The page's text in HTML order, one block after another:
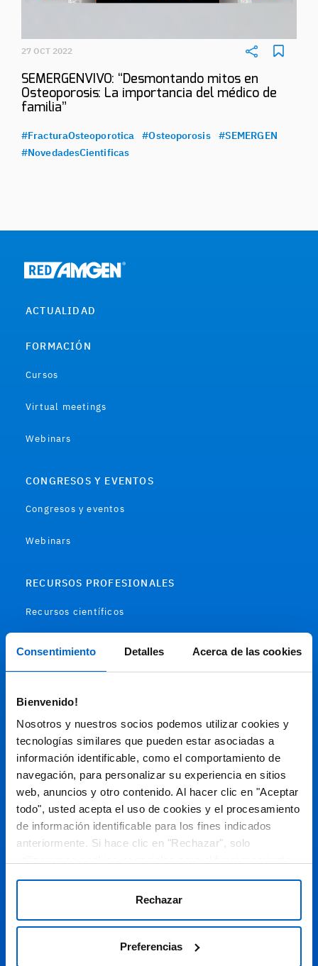
Consentimiento Detalles Acerca de las cookies
Bienvenido!
Nosotros y nuestros socios podemos utilizar cookies y
tecnologías similares que pueden estar asociadas a
información identificable, como el comportamiento de
navegación, para personalizar su experiencia en sitios
web, anuncios y otro contenido. Al hacer clic en "Aceptar
todo", usted acepta el uso de cookies y el procesamiento
de información identificable para los fines indicados
anteriormente. Si hace clic en "Rechazar", solo
del sitio web y no para optimizarlo ni personalizarlo. En
cualquier momento, puede ver, cambiar o retirar su
Cookies" en el pie de página de cada página.
Preferencias
Rechazar
27 OCT 2022
SEMERGENVIVO: “Desmontando mitos en
Osteoporosis: La importancia del médico de
familia”
#FracturaOsteoporotica #Osteoporosis
#SEMERGEN
#NovedadesCientificas
ACTUALIDAD
FORMACIÓN
Cursos
Virtual meetings
Webinars
CONGRESOS Y EVENTOS
Congresos y eventos
Webinars
RECURSOS PROFESIONALES
Recursos científicos
Audiovisual
Espacio de Información Médica
POLÍTICA DE PRIVACIDAD
Este sitio web está orientado a profesionales sanitarios de
España.
SC-ES-CP-00099, SC-ES-CP-00101, SC-ES-AMG145-00103, SC-
ES-CP-00064, SC-ES-CP-00007, SC-ES-CP-00100, SC-ES-
AMG145-00544
Fecha de actualización AGOSTO 2026